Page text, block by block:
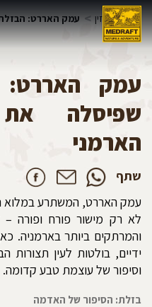
בית > מגזין > עמק האררט:
עמק האררט:
שפיסלה
הארמני
שתף
עמק האררט, המשתרע במלוא
לא רק מישור פורח ופורה –
והמרתקים ביותר בארמניה.
ידיים, בולטות לעין תצורות
וסיפור של עוצמת טבע קדומה.
בזלת: הסיפור של האדמה